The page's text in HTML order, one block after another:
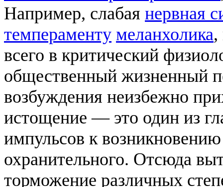
Например, слабая нервная
темпераменту меланхолика,
всего в критический
общественный жизненный
возбуждения неизбежно
истощение — это один из
импульсов к
охранительного. Отсюда
торможение различных